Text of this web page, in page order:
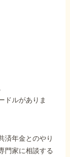
ドルがありま
済年金とのやり
門家に相談する